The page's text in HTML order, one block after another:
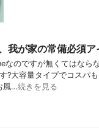
我が家の常備必須ア
なのですが無くてはなら
?大容量タイプでコスパ
風…続きを見る